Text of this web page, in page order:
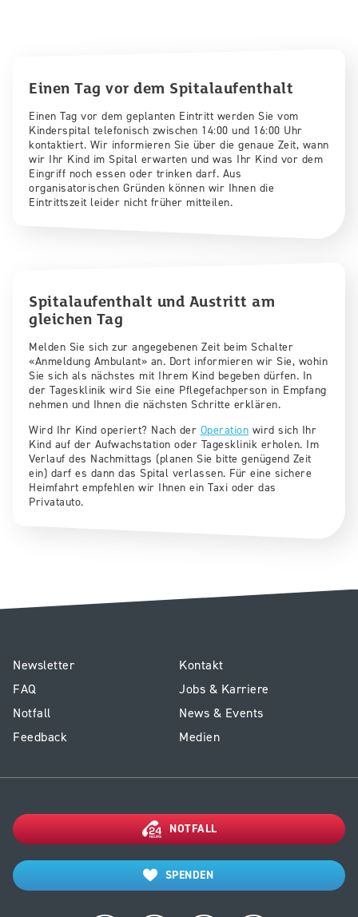
Einen Tag vor dem Spitalaufenthalt
Einen Tag vor dem geplanten Eintritt werden Sie vom
Kinderspital telefonisch zwischen 14:00 und 16:00 Uhr
kontaktiert. Wir informieren Sie über die genaue Zeit, wann
wir Ihr Kind im Spital erwarten und was Ihr Kind vor dem
Eingriff noch essen oder trinken darf. Aus
organisatorischen Gründen können wir Ihnen die
Eintrittszeit leider nicht früher mitteilen.
Spitalaufenthalt und Austritt am
gleichen Tag
Melden Sie sich zur angegebenen Zeit beim Schalter
«Anmeldung Ambulant» an. Dort informieren wir Sie, wohin
Sie sich als nächstes mit Ihrem Kind begeben dürfen. In
der Tagesklinik wird Sie eine Pflegefachperson in Empfang
nehmen und Ihnen die nächsten Schritte erklären.
Wird Ihr Kind operiert? Nach der Operation wird sich Ihr
Kind auf der Aufwachstation oder Tagesklinik erholen. Im
Verlauf des Nachmittags (planen Sie bitte genügend Zeit
ein) darf es dann das Spital verlassen. Für eine sichere
Heimfahrt empfehlen wir Ihnen ein Taxi oder das
Privatauto.
E1
-
Footer
Kinderspital
Newsletter
FAQ
Notfall
Feedback
Service
Kinderspital
Kontakt
Jobs & Karriere
News & Events
Medien
NOTFALL
SPENDEN